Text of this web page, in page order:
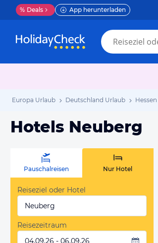
% Deals App herunterladen
Europa Urlaub Deutschland Urlaub
Hotels Neuberg
Pauschalreisen Nur Hotel
Reiseziel oder Hotel
Neuberg
Reisezeitraum
04.09.26 - 06.09.26